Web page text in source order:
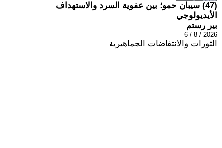
(47) سيبان حمو؛ بين عفوية السرد والاستهداف
الأيديولوجي
بير رستم
2026 / 8 / 6
الثورات والانتفاضات الجماهيرية